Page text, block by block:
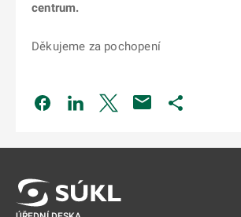
centrum.
Děkujeme za pochopení
Odkaz se otevře na nové kartě
Odkaz se otevře na nové
Odkaz se otevře na